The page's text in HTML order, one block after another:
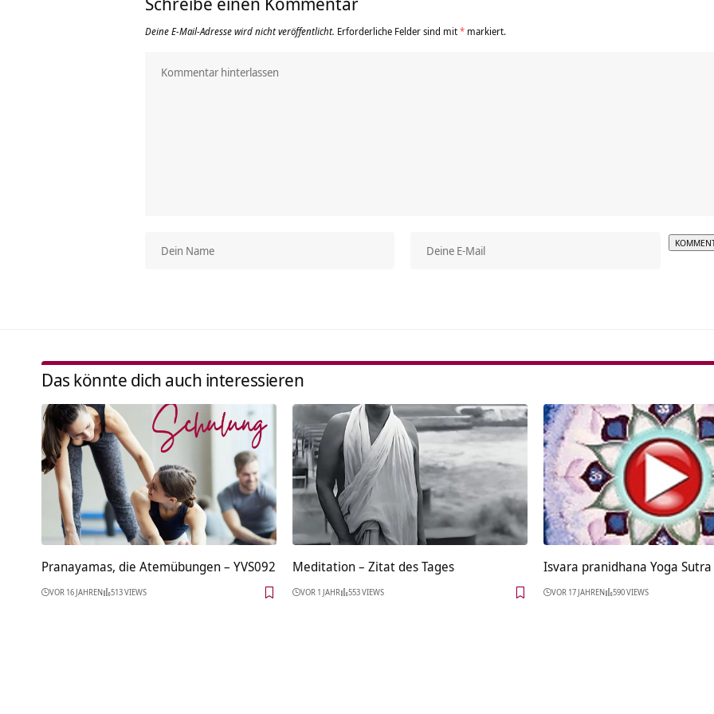
Deine E-Mail-Adresse wird nicht veröffentlicht. Erforderliche Felder sind mit* markiert.
Das könnte dich auch interessieren
Pranayamas, die Atemübungen – YVS092
VOR 16 JAHREN 513 VIEWS
Meditation – Zitat des Tages
VOR 1 JAHR 553 VIEWS
Isvara pranidhana Yoga
VOR 17 JAHREN 590 VIEWS